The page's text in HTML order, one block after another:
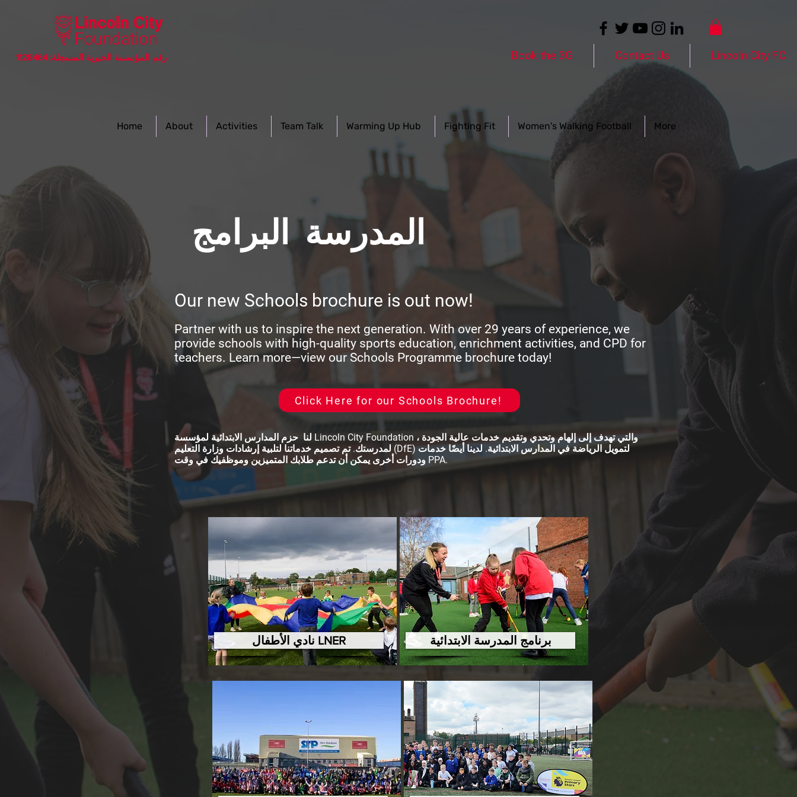
رقم المؤسسة الخيرية المسجلة: 1128464 Book the 3G Contact Us Lincoln City FC
Home About Activities Team Talk Warming Up Hub Fighting Fit Women's Walking Football More
المدرسة البرامج
Our new Schools brochure is out now!
Partner with us to inspire the next generation. With over 29 years of experience, we
provide schools with high-quality sports education, enrichment activities, and CPD for
teachers. Learn more—view our Schools Programme brochure today!
Click Here for our Schools Brochure!
لنا حزم المدارس الابتدائية لمؤسسة Lincoln City Foundation ، والتي تهدف إلى إلهام وتحدي وتقديم خدمات عالية الجودة
لمدرستك. تم تصميم خدماتنا لتلبية إرشادات وزارة التعليم (DfE) لتمويل الرياضة في المدارس الابتدائية. لدينا أيضًا خدمات
ودورات أخرى يمكن أن تدعم طلابك المتميزين وموظفيك في وقت PPA.
نادي الأطفال LNER برنامج المدرسة الابتدائية